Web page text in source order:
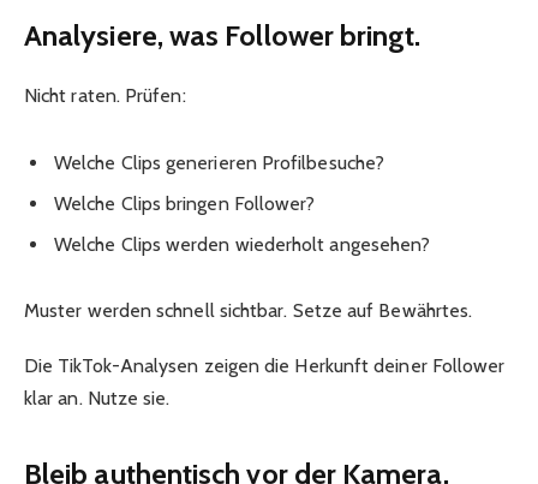
Analysiere, was Follower bringt.
Nicht raten. Prüfen:
Welche Clips generieren Profilbesuche?
Welche Clips bringen Follower?
Welche Clips werden wiederholt angesehen?
Muster werden schnell sichtbar. Setze auf Bewährtes.
Die TikTok-Analysen zeigen die Herkunft deiner Follower
klar an. Nutze sie.
Bleib authentisch vor der Kamera.